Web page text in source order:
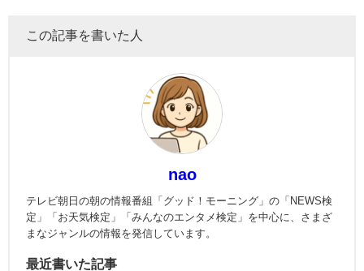
この記事を書いた人
nao
テレビ朝日の朝の情報番組「グッド！モーニング」の「NEWS検
定」「お天気検定」「みんなのエンタメ検定」を中心に、さまざ
まなジャンルの情報を発信しています。
最近書いた記事